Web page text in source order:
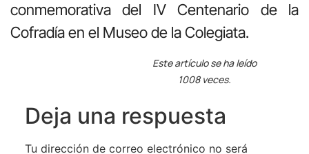
conmemorativa del IV Centenario de la
Cofradía en el Museo de la Colegiata.
Este artículo se ha leído
1008 veces.
Deja una respuesta
Tu dirección de correo electrónico no será